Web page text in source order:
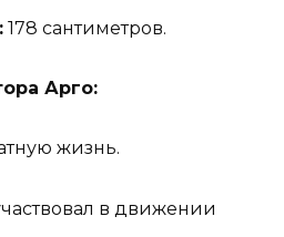
178 сантиметров.
Арго:
жизнь.
в движении